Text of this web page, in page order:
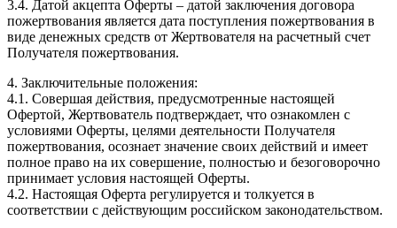
3.4. Датой акцепта Оферты – датой заключения договора
пожертвования является дата поступления пожертвования в
виде денежных средств от Жертвователя на расчетный счет
Получателя пожертвования.
4. Заключительные положения:
4.1. Совершая действия, предусмотренные настоящей
Офертой, Жертвователь подтверждает, что ознакомлен с
условиями Оферты, целями деятельности Получателя
пожертвования, осознает значение своих действий и имеет
полное право на их совершение, полностью и безоговорочно
принимает условия настоящей Оферты.
4.2. Настоящая Оферта регулируется и толкуется в
соответствии с действующим российском законодательством.